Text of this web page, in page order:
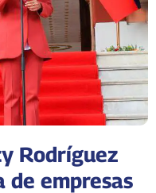
Rodríguez
de empresas